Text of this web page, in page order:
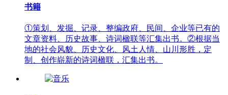
书籍
①策划、发掘、记录、整编政府、民间、企业等已有的
文章资料、历史故事、诗词楹联等汇集出书。②根据当
地的社会风貌、历史文化、风土人情、山川形胜，定
制、创作崭新的诗词楹联，汇集出书。